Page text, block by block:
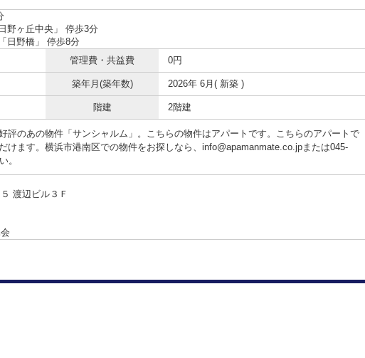
野ヶ丘中央」 停歩3分
日野橋」 停歩8分
管理費・共益費 0円
築年月(築年数) 2026年 6月( 新築 )
階建 2階建
評のあの物件「サンシャルム」。こちらの物件はアパートです。こちらのアパートで
けます。横浜市港南区での物件をお探しなら、info@apamanmate.co.jpまたは045-
。
渡辺ビル３Ｆ